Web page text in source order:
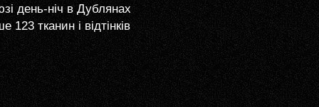
день-ніч в Дублянах
123 тканин і відтінків